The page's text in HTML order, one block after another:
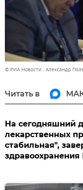
© РИА Новости . Александр
Читать в
На сегодняшний
лекарственных
стабильная",